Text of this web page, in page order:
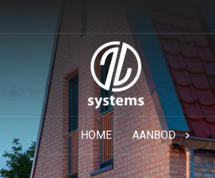
HOME AANBOD